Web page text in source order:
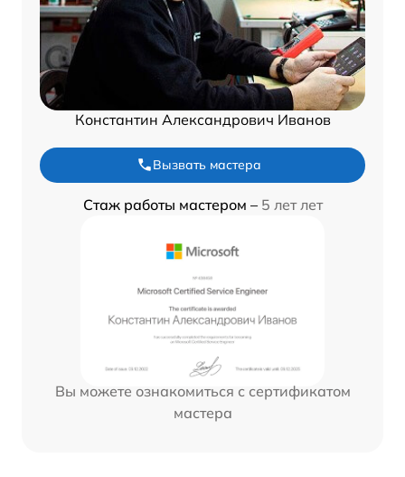
Константин Александрович Иванов
Вызвать мастера
Стаж работы мастером – 5 лет лет
Вы можете ознакомиться с сертификатом
мастера